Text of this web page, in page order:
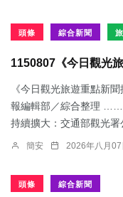
頭條 綜合新聞
1150807《今日觀光
《今日觀光旅遊重點新
報編輯部／綜合整
持續擴大：交通部觀光署
簡安 2026年八月07
頭條 綜合新聞